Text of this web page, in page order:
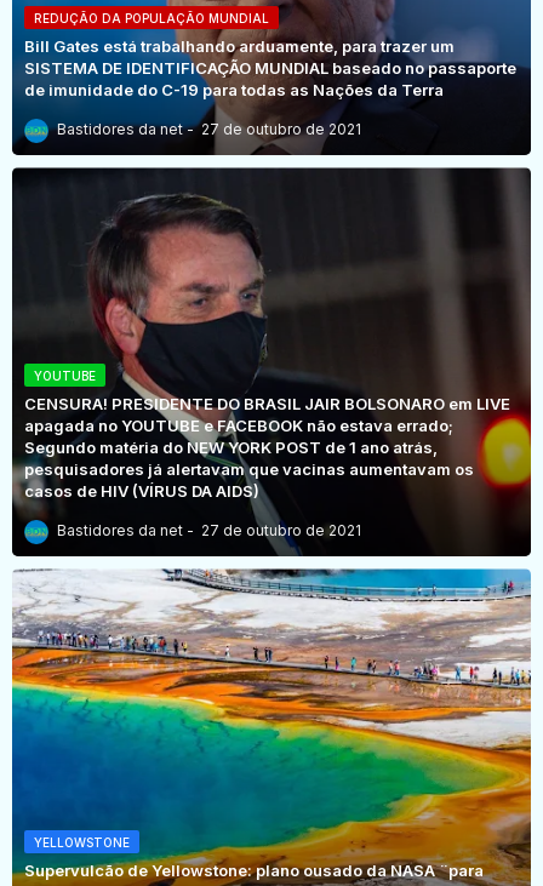
REDUÇÃO DA POPULAÇÃO MUNDIAL
Bill Gates está trabalhando arduamente, para trazer um
SISTEMA DE IDENTIFICAÇÃO MUNDIAL baseado no passaporte
de imunidade do C-19 para todas as Nações da Terra
Bastidores da net 27 de outubro de 2021
YOUTUBE
CENSURA! PRESIDENTE DO BRASIL JAIR BOLSONARO em LIVE
apagada no YOUTUBE e FACEBOOK não estava errado;
Segundo matéria do NEW YORK POST de 1 ano atrás,
pesquisadores já alertavam que vacinas aumentavam os
casos de HIV (VÍRUS DA AIDS)
Bastidores da net 27 de outubro de 2021
YELLOWSTONE
Supervulcão de Yellowstone: plano ousado da NASA ¨para